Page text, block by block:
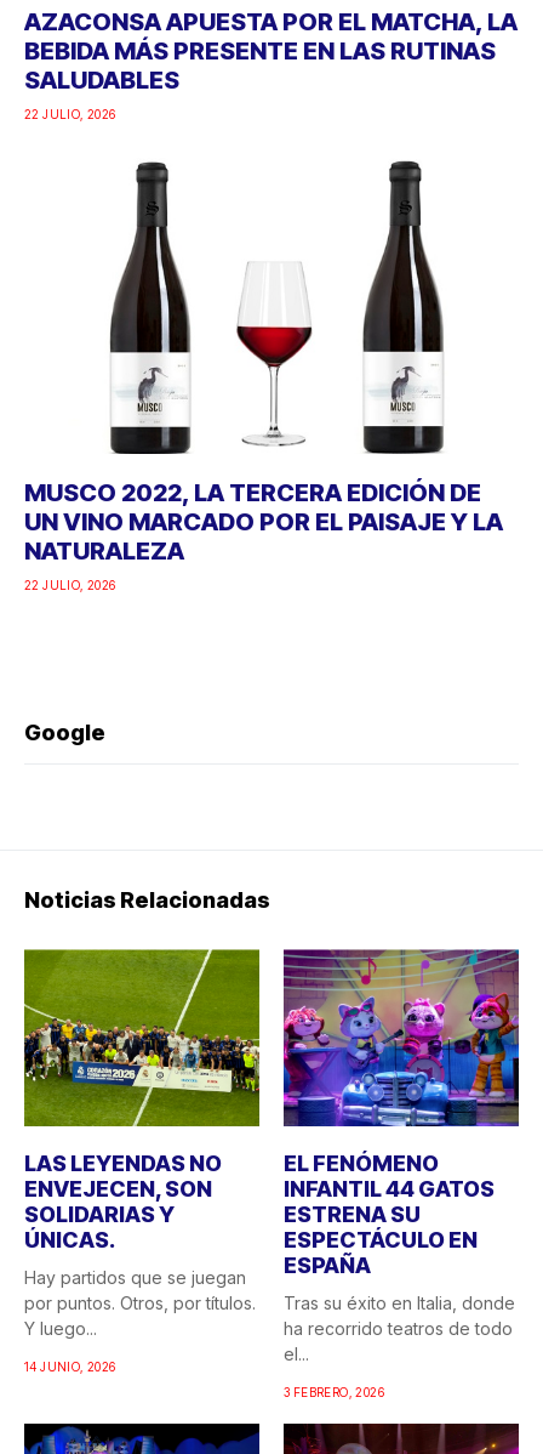
AZACONSA APUESTA POR EL MATCHA, LA
BEBIDA MÁS PRESENTE EN LAS RUTINAS
SALUDABLES
22 JULIO, 2026
MUSCO 2022, LA TERCERA EDICIÓN DE
UN VINO MARCADO POR EL PAISAJE Y LA
NATURALEZA
22 JULIO, 2026
Google
Noticias Relacionadas
LAS LEYENDAS NO
ENVEJECEN, SON
SOLIDARIAS Y
ÚNICAS.
Hay partidos que se juegan
por puntos. Otros, por títulos.
Y luego...
14 JUNIO, 2026
EL FENÓMENO
INFANTIL 44 GATOS
ESTRENA SU
ESPECTÁCULO EN
ESPAÑA
Tras su éxito en Italia, donde
ha recorrido teatros de todo
el...
3 FEBRERO, 2026